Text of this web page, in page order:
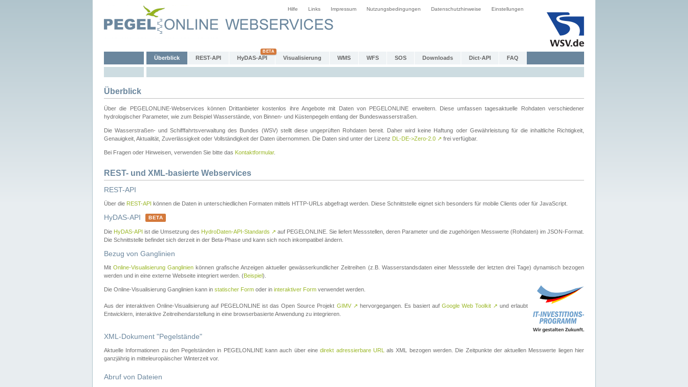
Hilfe Links Impressum Nutzungsbedingungen Datenschutzhinweise Einstellungen
Überblick REST-API HyDAS-API Visualisierung WMS WFS SOS Downloads Dict-API FAQ
Überblick
Über die PEGELONLINE-Webservices können Drittanbieter kostenlos ihre Angebote mit Daten von PEGELONLINE erweitern. Diese umfassen tagesaktuelle Rohdaten verschiedener
hydrologischer Parameter, wie zum Beispiel Wasserstände, von Binnen- und Küstenpegeln entlang der Bundeswasserstraßen.
Die Wasserstraßen- und Schifffahrtsverwaltung des Bundes (WSV) stellt diese ungeprüften Rohdaten bereit. Daher wird keine Haftung oder Gewährleistung für die inhaltliche Richtigkeit,
Genauigkeit, Aktualität, Zuverlässigkeit oder Vollständigkeit der Daten übernommen. Die Daten sind unter der Lizenz DL-DE->Zero-2.0 ↗ frei verfügbar.
Bei Fragen oder Hinweisen, verwenden Sie bitte das Kontaktformular.
REST- und XML-basierte Webservices
REST-API
Über die REST-API können die Daten in unterschiedlichen Formaten mittels HTTP-URLs abgefragt werden. Diese Schnittstelle eignet sich besonders für mobile Clients oder für JavaScript.
HyDAS-API BETA
Die HyDAS-API ist die Umsetzung des HydroDaten-API-Standards ↗ auf PEGELONLINE. Sie liefert Messstellen, deren Parameter und die zugehörigen Messwerte (Rohdaten) im JSON-Format.
Die Schnittstelle befindet sich derzeit in der Beta-Phase und kann sich noch inkompatibel ändern.
Bezug von Ganglinien
MitOnline-Visualisierung Ganglinien können grafische Anzeigen aktueller gewässerkundlicher Zeitreihen (z.B. Wasserstandsdaten einer Messstelle der letzten drei Tage) dynamisch bezogen
werden und in eine externe Webseite integriert werden. (Beispiel).
Die Online-Visualisierung Ganglinien kann in statischer Form oder in interaktiver Form verwendet werden.
Aus der interaktiven Online-Visualisierung auf PEGELONLINE ist das Open Source Projekt GIMV ↗ hervorgegangen. Es basiert auf Google Web Toolkit ↗ und erlaubt
Entwicklern, interaktive Zeitreihendarstellung in eine browserbasierte Anwendung zu integrieren.
XML-Dokument "Pegelstände"
Aktuelle Informationen zu den Pegelständen in PEGELONLINE kann auch über einedirekt adressierbare URL
als XML bezogen werden. Die Zeitpunkte der aktuellen Messwerte liegen hier
ganzjährig in mitteleuropäischer Winterzeit vor.
Abruf von Dateien